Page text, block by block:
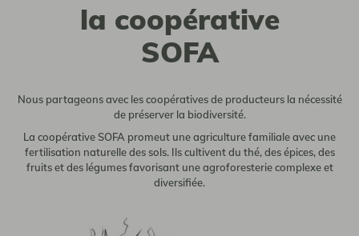
la coopérative
SOFA
Nous partageons avec les coopératives de producteurs la nécessité
de préserver la biodiversité.
La coopérative SOFA promeut une agriculture familiale avec une
fertilisation naturelle des sols. Ils cultivent du thé, des épices, des
fruits et des légumes favorisant une agroforesterie complexe et
diversifiée.